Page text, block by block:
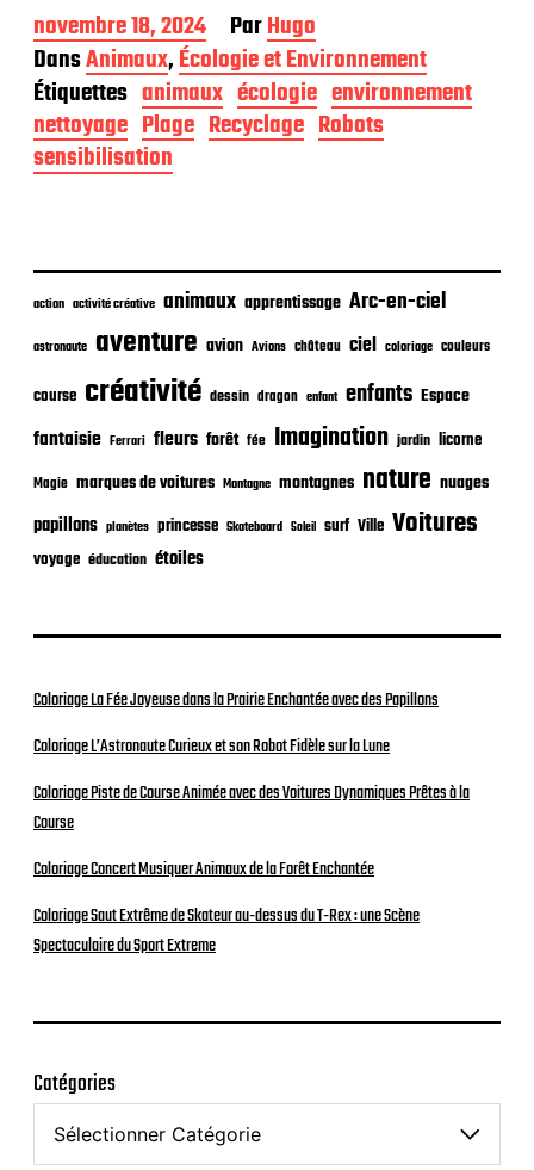
D
a
t
e
d
e
p
i
a
t
i
o
n
novembre 18, 2024 ParHugo
DansAnimaux,Écologie et Environnement
Étiquettes animaux écologie environnement
nettoyage Plage Recyclage Robots
sensibilisation
action activité créative animaux apprentissage Arc-en-ciel
astronaute aventure avion Avions château ciel coloriage couleurs
course créativité dessin dragon enfant enfants Espace
fantaisie Ferrari fleurs forêt fée Imagination jardin licorne
Magie marques de voitures Montagne montagnes nature nuages
papillons planètes princesse Skateboard Soleil surf Ville Voitures
voyage éducation étoiles
Coloriage La Fée Joyeuse dans la Prairie Enchantée avec des Papillons
Coloriage L’Astronaute Curieux et son Robot Fidèle sur la Lune
Coloriage Piste de Course Animée avec des Voitures Dynamiques Prêtes à la
Course
Coloriage Concert Musiquer Animaux de la Forêt Enchantée
Coloriage Saut Extrême de Skateur au-dessus du T-Rex : une Scène
Spectaculaire du Sport Extreme
Catégories